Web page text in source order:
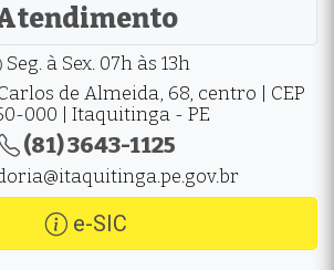
Seg. à Sex. 07h às 13h
de Almeida, 68, centro | CEP
000 | Itaquitinga - PE
(81) 3643-1125
e-SIC